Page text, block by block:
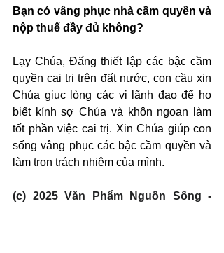
Bạn có vâng phục nhà cầm quyền và
nộp thuế đầy đủ không?
Lạy Chúa, Đấng thiết lập các bậc cầm
quyền cai trị trên đất nước, con cầu xin
Chúa giục lòng các vị lãnh đạo để họ
biết kính sợ Chúa và khôn ngoan làm
tốt phần việc cai trị. Xin Chúa giúp con
sống vâng phục các bậc cầm quyền và
làm trọn trách nhiệm của mình.
(c) 2025 Văn Phẩm Nguồn Sống -